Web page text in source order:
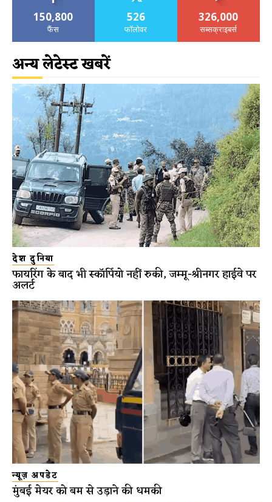
150,800
फैंस
526
फॉलोवर
326,000
सब्सक्राइबर्स
अन्य लेटेस्ट खबरें
देश दुनिया
फायरिंग के बाद भी स्कॉर्पियो नहीं रुकी, जम्मू-श्रीनगर हाईवे पर
अलर्ट
न्यूज़ अपडेट
मुंबई मेयर को बम से उड़ाने की धमकी